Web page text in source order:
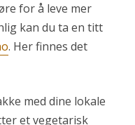
for å leve mer
kan du ta en titt
. Her finnes det
med dine lokale
et vegetarisk